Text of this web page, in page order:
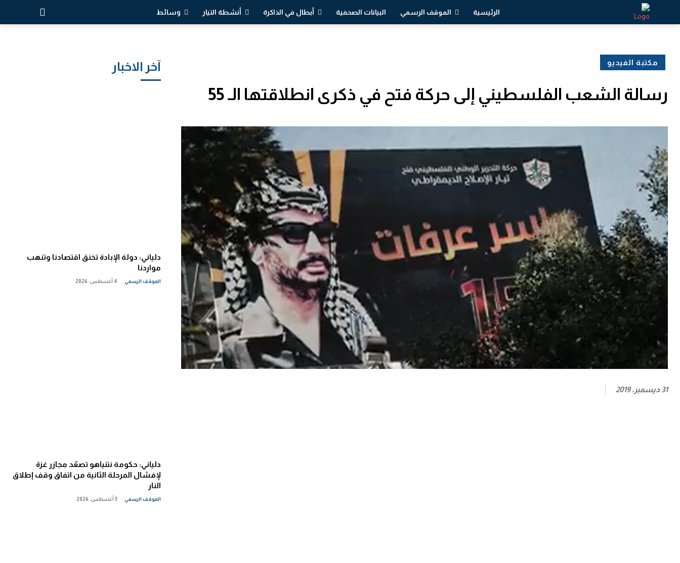
الرئيسية الموقف الرسمي البيانات الصحفية أبطال في الذاكرة أنشطة التيار وسائط
آخر الاخبار
دلياني: دولة الإبادة تخنق اقتصادنا وتنهب
مواردنا
الموقف الرسمي 4 أغسطس، 2026
دلياني: حكومة نتنياهو تصعّد مجازر غزة
لإفشال المرحلة الثانية من اتفاق وقف إطلاق
النار
الموقف الرسمي 3 أغسطس، 2026
مكتبة الفيديو
رسالة الشعب الفلسطيني إلى حركة فتح في ذكرى انطلاقتها الـ 55
31 ديسمبر، 2019